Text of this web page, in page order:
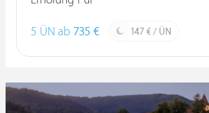
5 ÜN ab 735 € 147 € / ÜN